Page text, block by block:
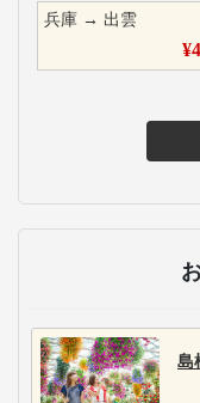
兵庫 → 出雲
¥
島